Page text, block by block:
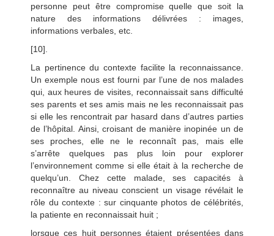
personne peut être compromise quelle que soit la
nature des informations délivrées : images,
informations verbales, etc.
[10].
La pertinence du contexte facilite la reconnaissance.
Un exemple nous est fourni par l’une de nos malades
qui, aux heures de visites, reconnaissait sans difficulté
ses parents et ses amis mais ne les reconnaissait pas
si elle les rencontrait par hasard dans d’autres parties
de l’hôpital. Ainsi, croisant de manière inopinée un de
ses proches, elle ne le reconnaît pas, mais elle
s’arrête quelques pas plus loin pour explorer
l’environnement comme si elle était à la recherche de
quelqu’un. Chez cette malade, ses capacités à
reconnaître au niveau conscient un visage révélait le
rôle du contexte : sur cinquante photos de célébrités,
la patiente en reconnaissait huit ;
lorsque ces huit personnes étaient présentées dans